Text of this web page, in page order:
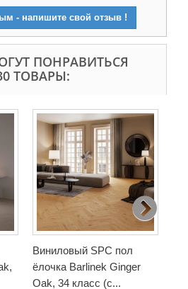
- напишите свой отзыв !
ПОНРАВИТЬСЯ
ТОВАРЫ:
Виниловый SPC пол
ёлочка Barlinek Ginger
Oak, 34 класс (с...